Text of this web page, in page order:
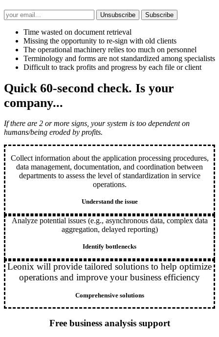
Unsubscribe Subscribe
Time wasted on document retrieval
Missing the opportunity to re-sign with old clients
The operational machinery relies too much on personnel
Terminology and forms are not standardized among specialists
Difficult to track profits and progress by each file or client
Quick 60-second check. Is your
company...
If there are 2 or more signs, your system is too dependent on
humans/being eroded by profits.
Collect information about the application processing procedures,
data management, documentation, and coordination between
departments to assess the level of standardization in service
operations.
Understand the issue
Analyze potential issues (e.g., asynchronous data, complex data
aggregation, delayed reporting)
Identify bottlenecks
Leonix will provide tailored solutions to help optimize
operations and improve your business efficiency
Comprehensive solutions
Free business analysis support